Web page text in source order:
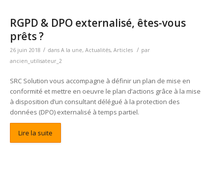
RGPD & DPO externalisé, êtes-vous
prêts ?
26 juin 2018 / dans A la une, Actualités, Articles / par
ancien_utilisateur_2
SRC Solution vous accompagne à définir un plan de mise en
conformité et mettre en oeuvre le plan d’actions grâce à la mise
à disposition d’un consultant délégué à la protection des
données (DPO) externalisé à temps partiel.
Lire la suite